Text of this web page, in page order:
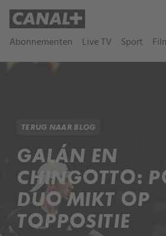
Abonnementen Live TV Sport
TERUG NAAR BLOG
GALÁN EN
CHINGOTTO:
DUO MIKT OP
TOPPOSITIE